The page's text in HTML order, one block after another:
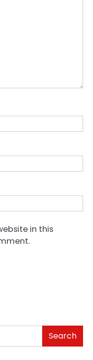
in this
Search